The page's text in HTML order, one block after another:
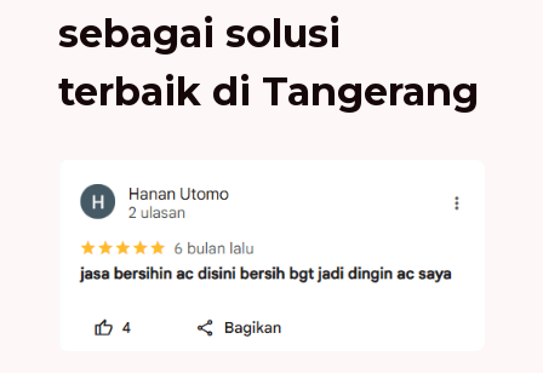
sebagai solusi
terbaik di Tangerang